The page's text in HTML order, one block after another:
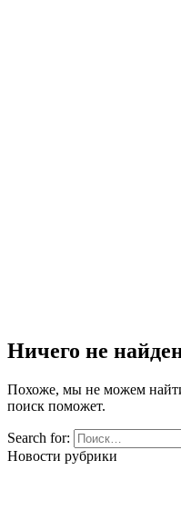
Ничего не
Похоже, мы не можем
поиск поможет.
Search for:
Новости рубрики